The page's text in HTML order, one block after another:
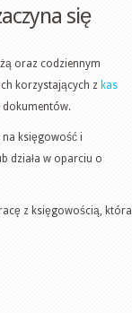
się
oraz codziennym
korzystających z kas
dokumentów.
na księgowość i
działa w oparciu o
z księgowością, która